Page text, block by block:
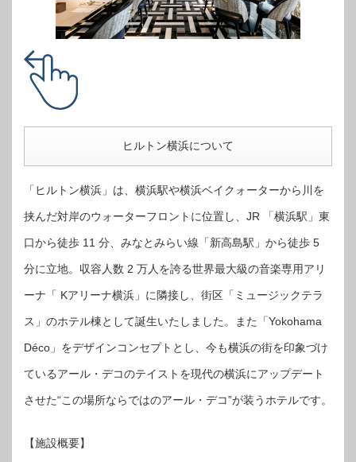
ヒルトン横浜について
「ヒルトン横浜」は、横浜駅や横浜ベイクォーターから川を
挟んだ対岸のウォーターフロントに位置し、JR 「横浜駅」東
口から徒歩 11 分、みなとみらい線「新高島駅」から徒歩 5
分に立地。収容人数 2 万人を誇る世界最大級の音楽専用アリ
ーナ「 Kアリーナ横浜」に隣接し、街区「ミュージックテラ
ス」のホテル棟として誕生いたしました。また「Yokohama
Déco」をデザインコンセプトとし、今も横浜の街を印象づけ
ているアール・デコのテイストを現代の横浜にアップデート
させた“この場所ならではのアール・デコ”が装うホテルです。
【施設概要】